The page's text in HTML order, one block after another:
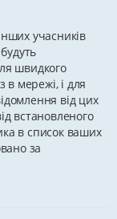
учасників
швидкого
в мережі, і для
від цих
встановленого
в список ваших
за